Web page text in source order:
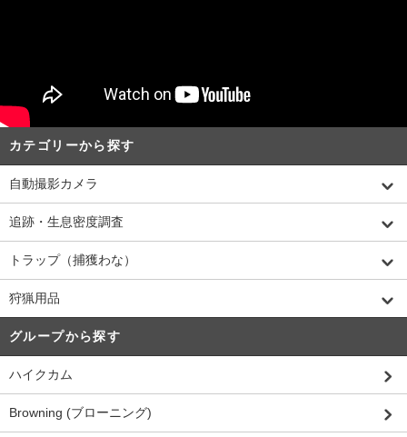
カテゴリーから探す
自動撮影カメラ
追跡・生息密度調査
トラップ（捕獲わな）
狩猟用品
グループから探す
ハイクカム
Browning (ブローニング)